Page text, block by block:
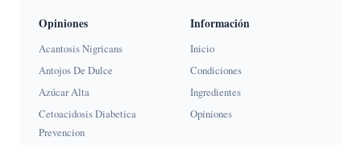
Opiniones
Acantosis Nigricans
Antojos De Dulce
Azúcar Alta
Cetoacidosis Diabetica
Prevencion
Información
Inicio
Condiciones
Ingredientes
Opiniones